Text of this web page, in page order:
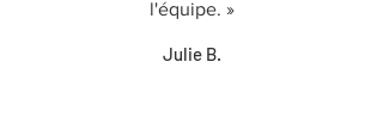
l'équipe. »
Julie B.